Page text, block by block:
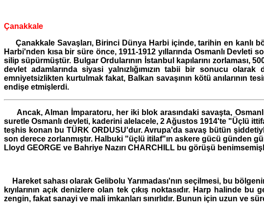
Çanakkale
Çanakkale Savaşları, Birinci Dünya Harbi içinde, tarihin en kanlı
Harbi'nden kısa bir süre önce, 1911-1912 yıllarında Osmanlı
silip süpürmüştür. Bulgar Ordularının İstanbul kapılarını zorlaması,
devlet adamlarında siyasi yalnızlığımızın tabii bir sonucu
emniyetsizlikten kurtulmak fakat, Balkan savaşının kötü anılarının
endişe etmişlerdi.
Ancak, Alman İmparatoru, her iki blok arasındaki savaşta,
suretle Osmanlı devleti, kaderini alelacele, 2 Ağustos 1914'te "Üçlü
teşhis konan bu TÜRK ORDUSU'dur. Avrupa'da savaş bütün
son derece zorlanmıştır. Halbuki "üçlü itilaf"ın askere gücü günden
Lloyd GEORGE ve Bahriye Nazırı CHARCHILL bu görüşü
Hareket sahası olarak Gelibolu Yarımadası'nın seçilmesi, bu
kıyılarının açık denizlere olan tek çıkış noktasıdır. Harp halinde
zengin, fakat sanayi ve mali imkanları sınırlıdır. Bunun için uzun ve